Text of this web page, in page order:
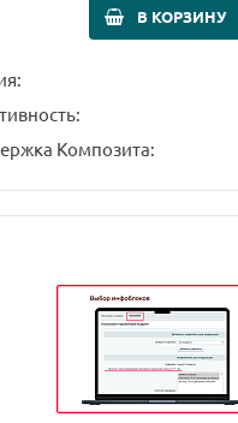
В КОРЗИНУ
Композита: